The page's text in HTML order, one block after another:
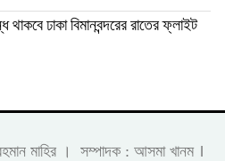
থাকবে ঢাকা বিমানবন্দরের রাতের ফ্লাইট
রহমান মাহির । সম্পাদক : আসমা খানম ।